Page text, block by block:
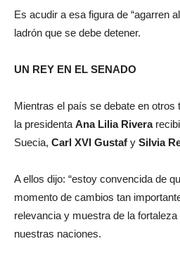
Es acudir a esa figura de “agarren
ladrón que se debe detener.
UN REY EN EL SENADO
Mientras el país se debate en otros
la presidenta Ana Lilia Rivera
Suecia, Carl XVI Gustaf y Silvia
A ellos dijo: “estoy convencida de
momento de cambios tan
relevancia y muestra de la
nuestras naciones.